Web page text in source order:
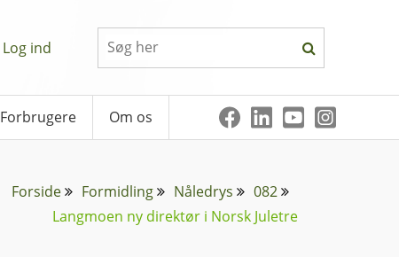
Log ind
Forbrugere Om os
Forside Formidling Nåledrys
082
Langmoen ny direktør i Norsk Juletre